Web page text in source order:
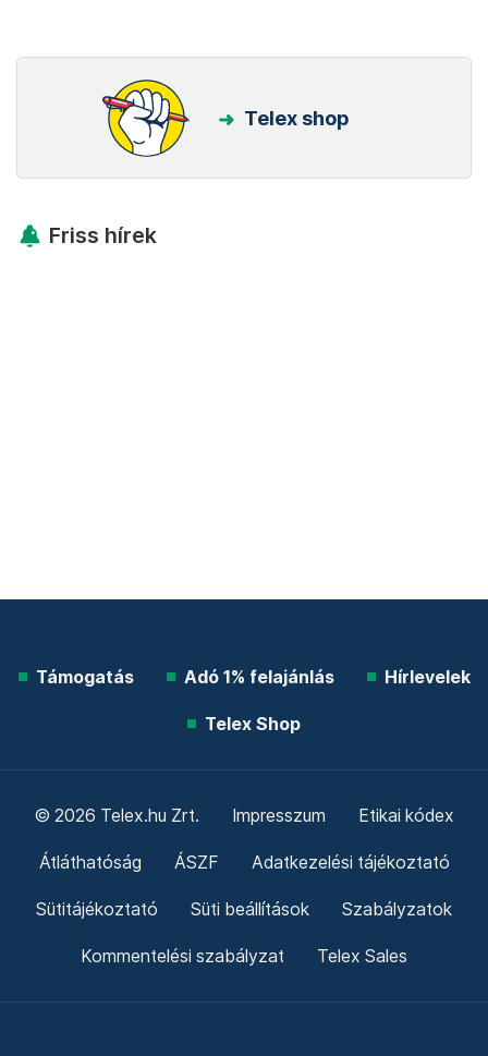
Telex shop
Friss hírek
Támogatás Adó 1% felajánlás Hírlevelek
Telex Shop
© 2026 Telex.hu Zrt. Impresszum Etikai kódex
Átláthatóság ÁSZF Adatkezelési tájékoztató
Sütitájékoztató Süti beállítások Szabályzatok
Kommentelési szabályzat Telex Sales